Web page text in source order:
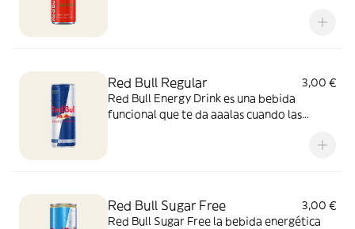
Red Bull Regular
3,00 €
Red Bull Energy Drink es una bebida
funcional que te da aaalas cuando las
Red Bull Sugar Free
3,00 €
Red Bull Sugar Free la bebida energética